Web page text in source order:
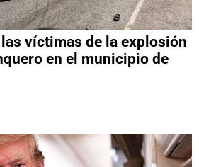
víctimas de la explosión
en el municipio de